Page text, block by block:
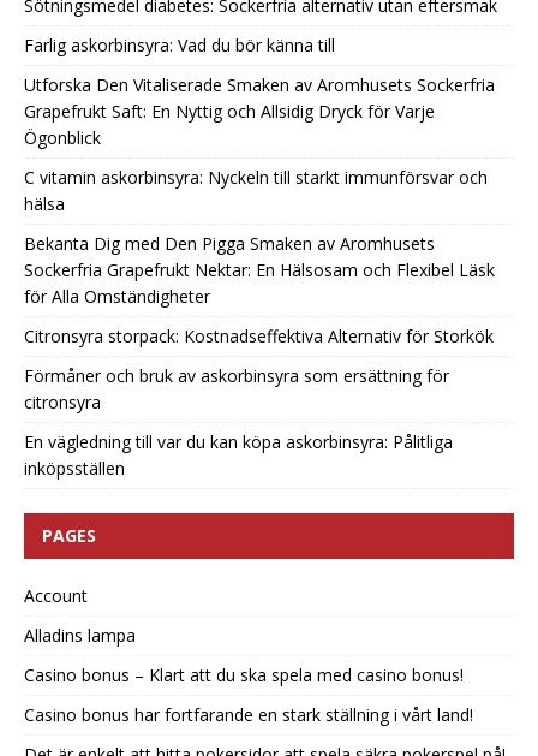
Sötningsmedel diabetes: Sockerfria alternativ utan eftersmak
Farlig askorbinsyra: Vad du bör känna till
Utforska Den Vitaliserade Smaken av Aromhusets Sockerfria
Grapefrukt Saft: En Nyttig och Allsidig Dryck för Varje
Ögonblick
C vitamin askorbinsyra: Nyckeln till starkt immunförsvar och
hälsa
Bekanta Dig med Den Pigga Smaken av Aromhusets
Sockerfria Grapefrukt Nektar: En Hälsosam och Flexibel Läsk
för Alla Omständigheter
Citronsyra storpack: Kostnadseffektiva Alternativ för Storkök
Förmåner och bruk av askorbinsyra som ersättning för
citronsyra
En vägledning till var du kan köpa askorbinsyra: Pålitliga
inköpsställen
PAGES
Account
Alladins lampa
Casino bonus – Klart att du ska spela med casino bonus!
Casino bonus har fortfarande en stark ställning i vårt land!